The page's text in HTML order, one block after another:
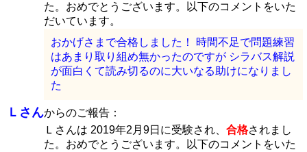
た。おめでとうございます。以下のコメントをいた
だいています。
おかげさまで合格しました！ 時間不足で問題練習
はあまり取り組め無かったのですが シラバス解説
が面白くて読み切るのに大いなる助けになりまし
た
Ｌさんからのご報告：
Ｌさんは 2019年2月9日に受験され、 合格されまし
た。おめでとうございます。以下のコメントをいた